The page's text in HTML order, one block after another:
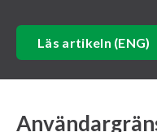
Läs artikeln (ENG)